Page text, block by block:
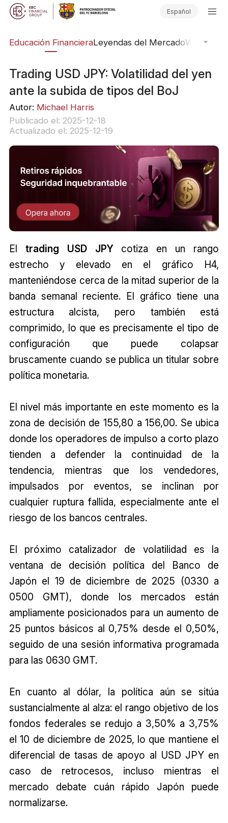
Español
Educación FinancieraLeyendas del MercadoWebinars
Trading USD JPY: Volatilidad del yen
ante la subida de tipos del BoJ
Autor: Michael Harris
Publicado el: 2025-12-18
Actualizado el: 2025-12-19
El trading USD JPYcotiza en un rango
estrecho y elevado en el gráfico H4,
manteniéndose cerca de la mitad superior de la
banda semanal reciente. El gráfico tiene una
estructura alcista, pero también está
comprimido, lo que es precisamente el tipo de
configuración que puede colapsar
bruscamente cuando se publica un titular sobre
política monetaria.
El nivel más importante en este momento es la
zona de decisión de 155,80 a 156,00. Se ubica
donde los operadores de impulso a corto plazo
tienden a defender la continuidad de la
tendencia, mientras que los vendedores,
impulsados por eventos, se inclinan por
cualquier ruptura fallida, especialmente ante el
riesgo de los bancos centrales.
El próximo catalizador de volatilidad es la
ventana de decisión política del Banco de
Japón el 19 de diciembre de 2025 (0330 a
0500 GMT), donde los mercados están
ampliamente posicionados para un aumento de
25 puntos básicos al 0,75% desde el 0,50%,
seguido de una sesión informativa programada
para las 0630 GMT.
En cuanto al dólar, la política aún se sitúa
sustancialmente al alza: el rango objetivo de los
fondos federales se redujo a 3,50% a 3,75%
el 10 de diciembre de 2025, lo que mantiene el
diferencial de tasas de apoyo al USD JPY en
caso de retrocesos, incluso mientras el
mercado debate cuán rápido Japón puede
normalizarse.